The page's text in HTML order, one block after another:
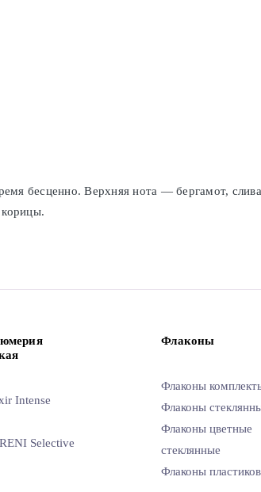
бесценно. Верхняя нота — бергамот,
Intense
Selective
Флаконы
Флаконы
Флаконы
Флаконы цветные
стеклянные
Флаконы